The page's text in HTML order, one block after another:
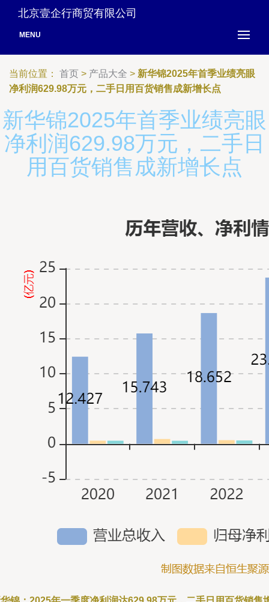
北京壹企行商贸有限公司
MENU
当前位置： 首页 > 产品大全 > 新华锦2025年首季业绩亮眼
净利润629.98万元，二手日用百货销售成新增长点
新华锦2025年首季业绩亮眼
净利润629.98万元，二手日
用百货销售成新增长点